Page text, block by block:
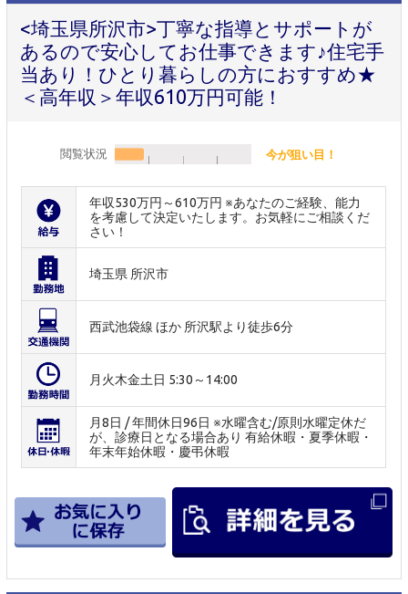
<埼玉県所沢市>丁寧な指導とサポートが
あるので安心してお仕事できます♪住宅手
当あり！ひとり暮らしの方におすすめ★
＜高年収＞年収610万円可能！
閲覧状況 今が狙い目！
年収530万円～610万円 ※あなたのご経験、能力
を考慮して決定いたします。お気軽にご相談くだ
さい！
埼玉県 所沢市
西武池袋線 ほか 所沢駅より徒歩6分
月火木金土日 5:30～14:00
月8日 / 年間休日96日 ※水曜含む/原則水曜定休だ
が、診療日となる場合あり 有給休暇・夏季休暇・
年末年始休暇・慶弔休暇